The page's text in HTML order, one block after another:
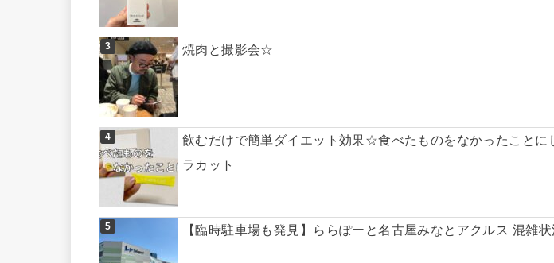
焼肉と撮影会☆
飲むだけで簡単ダイエット効果☆食べたものをなかったことに
ラカット
【臨時駐車場も発見】ららぽーと名古屋みなとアクルス 混雑